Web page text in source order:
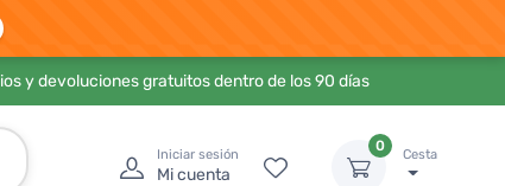
y devoluciones gratuitos dentro de los 90 días
Iniciar sesión
Mi cuenta
0
Cesta